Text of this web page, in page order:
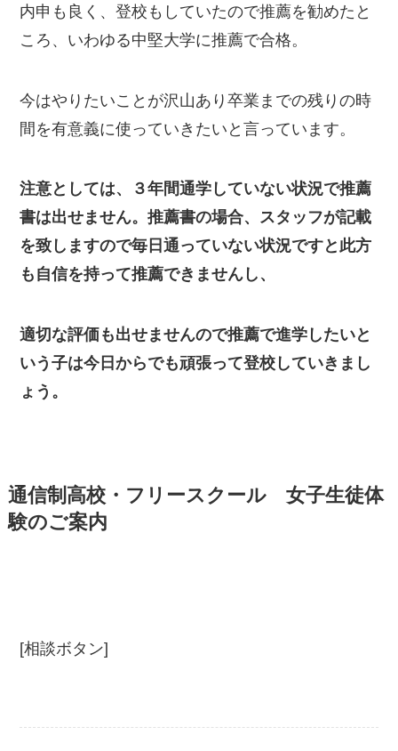
内申も良く、登校もしていたので推薦を勧めたと
ころ、いわゆる中堅大学に推薦で合格。
今はやりたいことが沢山あり卒業までの残りの時
間を有意義に使っていきたいと言っています。
注意としては、３年間通学していない状況で推薦
書は出せません。推薦書の場合、スタッフが記載
を致しますので毎日通っていない状況ですと此方
も自信を持って推薦できませんし、
適切な評価も出せませんので推薦で進学したいと
いう子は今日からでも頑張って登校していきまし
ょう。
通信制高校・フリースクール 女子生徒体
験のご案内
[相談ボタン]